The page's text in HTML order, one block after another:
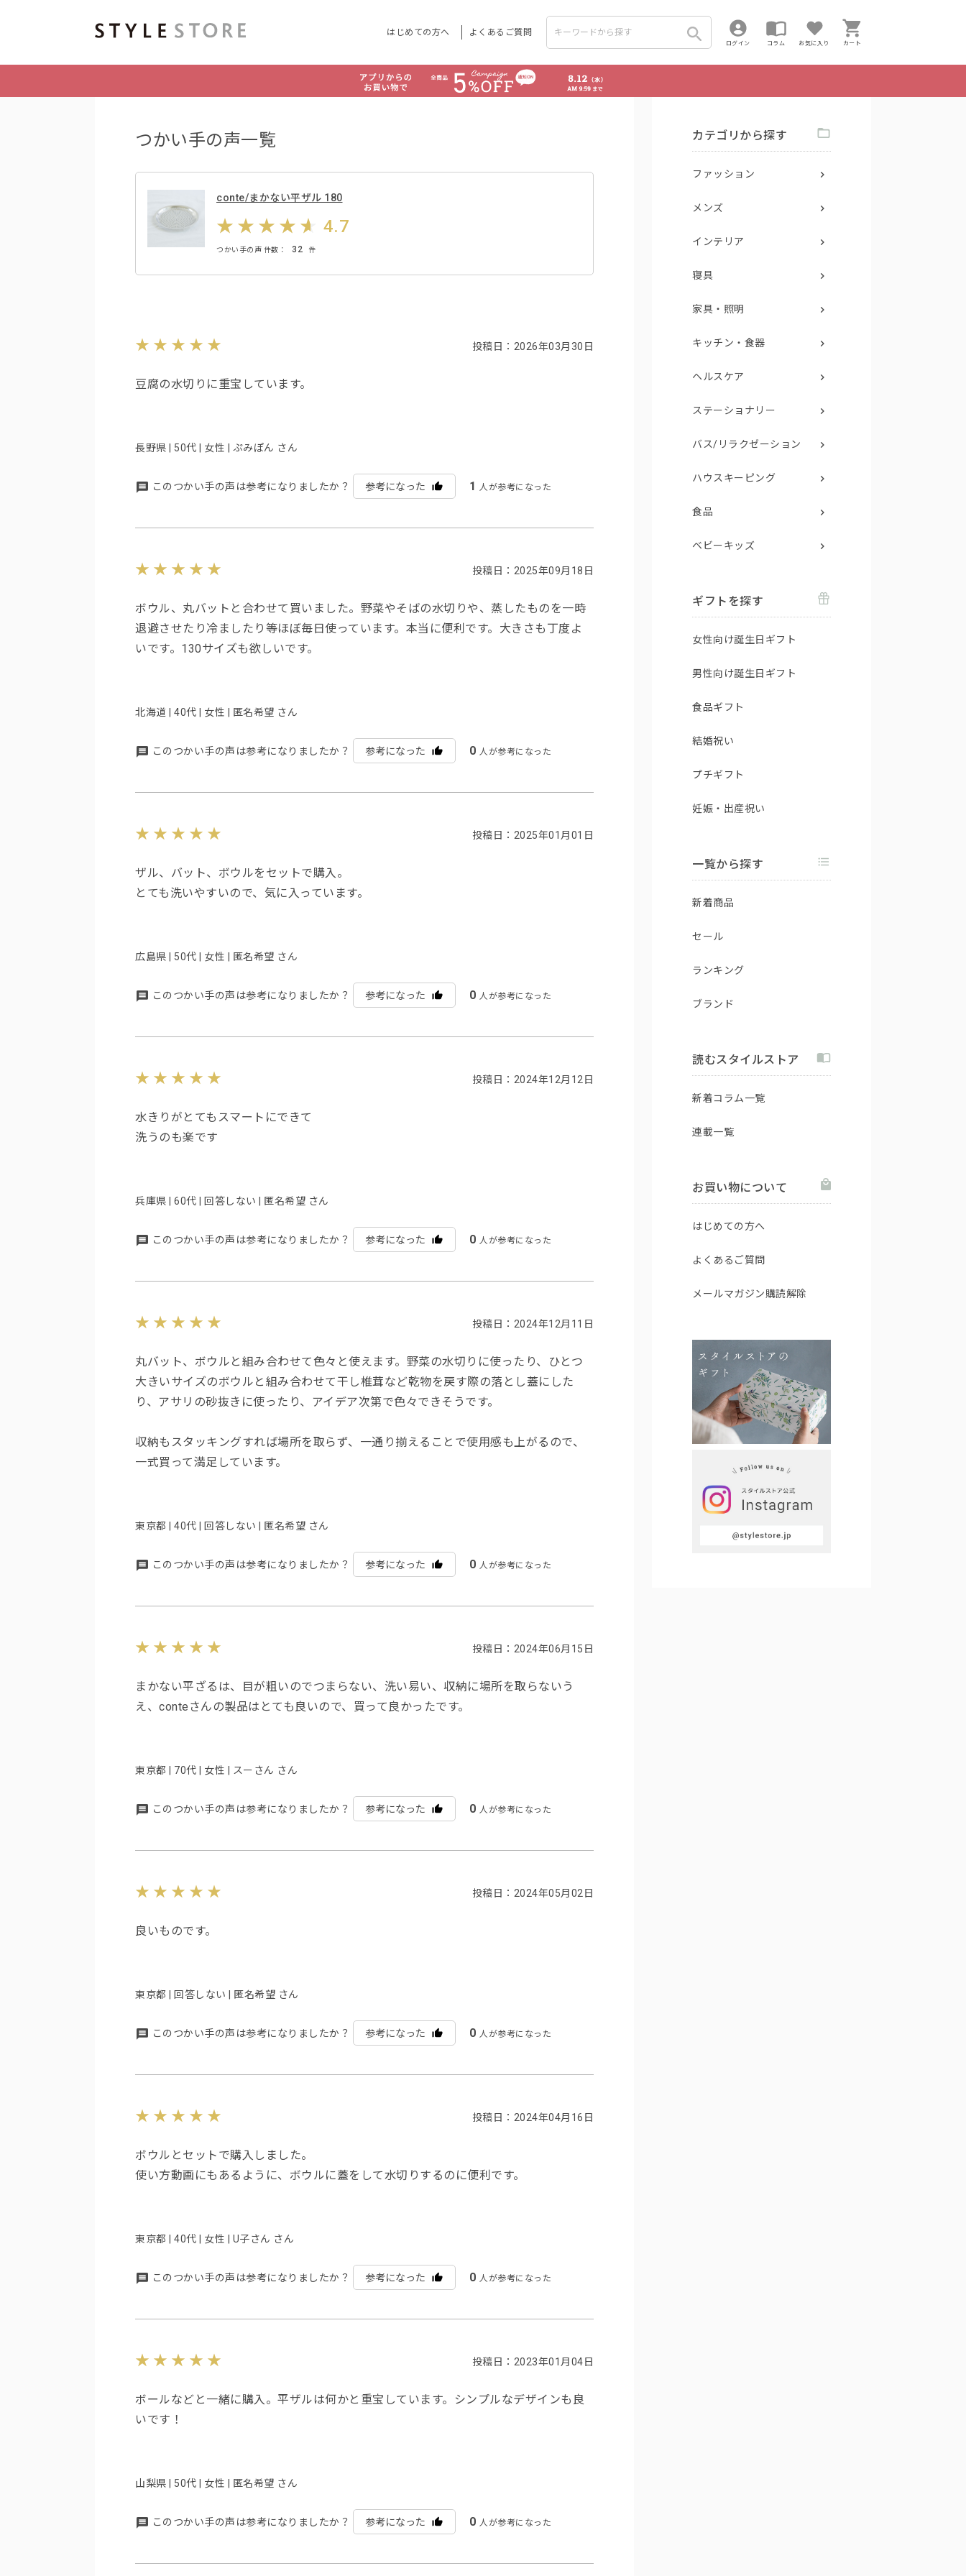
はじめての方へ よくあるご質問
ログイン コラム お気に入り カート
つかい手の声一覧
conte/まかない平ザル 180
4.7
つかい手の声 件数： 32 件
投稿日：2026年03月30日
豆腐の水切りに重宝しています。
長野県 | 50代 | 女性 | ぷみぽん さん
このつかい手の声は参考になりましたか？ 参考になった 1 人が参考になった
投稿日：2025年09月18日
ボウル、丸バットと合わせて買いました。野菜やそばの水切りや、蒸したものを一時
退避させたり冷ましたり等ほぼ毎日使っています。本当に便利です。大きさも丁度よ
いです。130サイズも欲しいです。
北海道 | 40代 | 女性 | 匿名希望 さん
このつかい手の声は参考になりましたか？ 参考になった 0 人が参考になった
投稿日：2025年01月01日
ザル、バット、ボウルをセットで購入。
とても洗いやすいので、気に入っています。
広島県 | 50代 | 女性 | 匿名希望 さん
このつかい手の声は参考になりましたか？ 参考になった 0 人が参考になった
投稿日：2024年12月12日
水きりがとてもスマートにできて
洗うのも楽です
兵庫県 | 60代 | 回答しない | 匿名希望 さん
このつかい手の声は参考になりましたか？ 参考になった 0 人が参考になった
投稿日：2024年12月11日
丸バット、ボウルと組み合わせて色々と使えます。野菜の水切りに使ったり、ひとつ
大きいサイズのボウルと組み合わせて干し椎茸など乾物を戻す際の落とし蓋にした
り、アサリの砂抜きに使ったり、アイデア次第で色々できそうです。
収納もスタッキングすれば場所を取らず、一通り揃えることで使用感も上がるので、
一式買って満足しています。
東京都 | 40代 | 回答しない | 匿名希望 さん
このつかい手の声は参考になりましたか？ 参考になった 0 人が参考になった
投稿日：2024年06月15日
まかない平ざるは、目が粗いのでつまらない、洗い易い、収納に場所を取らないう
え、conteさんの製品はとても良いので、買って良かったです。
東京都 | 70代 | 女性 | スーさん さん
このつかい手の声は参考になりましたか？ 参考になった 0 人が参考になった
投稿日：2024年05月02日
良いものです。
東京都 | 回答しない | 匿名希望 さん
このつかい手の声は参考になりましたか？ 参考になった 0 人が参考になった
投稿日：2024年04月16日
ボウルとセットで購入しました。
使い方動画にもあるように、ボウルに蓋をして水切りするのに便利です。
東京都 | 40代 | 女性 | U子さん さん
このつかい手の声は参考になりましたか？ 参考になった 0 人が参考になった
投稿日：2023年01月04日
ボールなどと一緒に購入。平ザルは何かと重宝しています。シンプルなデザインも良
いです！
山梨県 | 50代 | 女性 | 匿名希望 さん
このつかい手の声は参考になりましたか？ 参考になった 0 人が参考になった
カテゴリから探す
ファッション
メンズ
インテリア
寝具
家具・照明
キッチン・食器
ヘルスケア
ステーショナリー
バス/リラクゼーション
ハウスキーピング
食品
ベビーキッズ
ギフトを探す
女性向け誕生日ギフト
男性向け誕生日ギフト
食品ギフト
結婚祝い
プチギフト
妊娠・出産祝い
一覧から探す
新着商品
セール
ランキング
ブランド
読むスタイルストア
新着コラム一覧
連載一覧
お買い物について
はじめての方へ
よくあるご質問
メールマガジン購読解除